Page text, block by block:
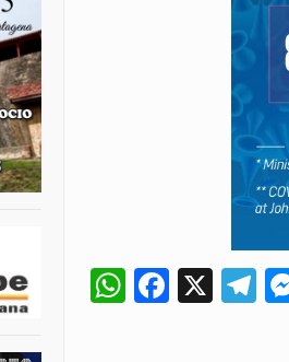
WhatsApp
X